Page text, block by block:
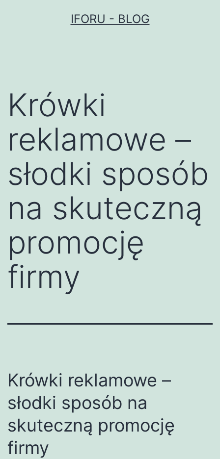
IFORU - BLOG
Krówki
reklamowe –
słodki sposób
na skuteczną
promocję
firmy
Krówki reklamowe –
słodki sposób na
skuteczną promocję
firmy